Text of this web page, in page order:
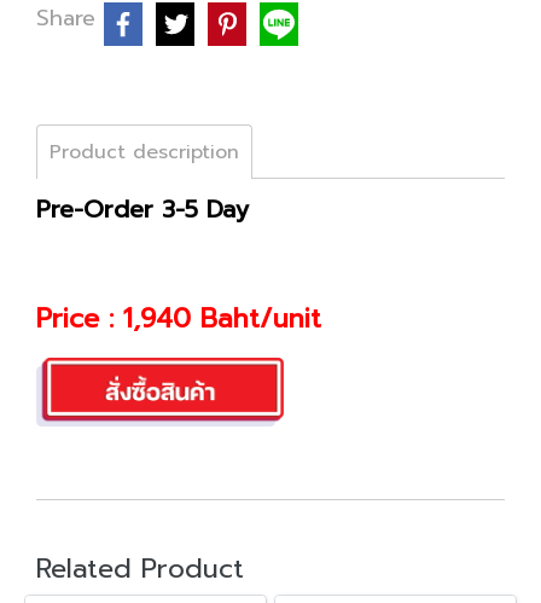
Share
Product description
Pre-Order 3-5 Day
Price : 1,940 Baht/unit
Related Product